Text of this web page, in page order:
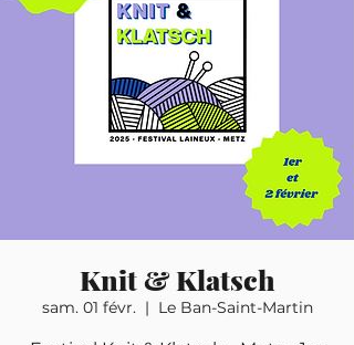
Knit & Klatsch
sam. 01 févr.
  |
Le Ban-Saint-Martin